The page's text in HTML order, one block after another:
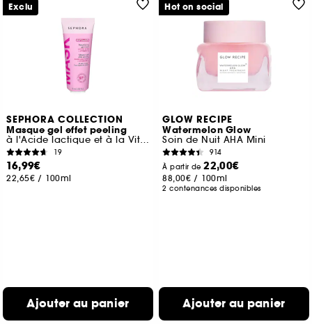
SEPHORA COLLECTION
Masque gel effet peeling
à l'Acide lactique et à la Vitamine C
19
16,99€
22,65€ / 100ml
Ajouter au panier
Exclu
GLOW RECIPE
Watermelon Glow
Soin de Nuit AHA Mini
914
À partir de22,00€
88,00€ / 100ml
2 contenances disponibles
Ajouter au panier
Hot on social